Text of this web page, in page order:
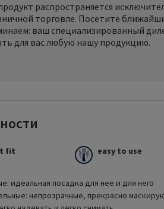
распространяется
торговле. Посетите
ваш специализированный
для вас любую нашу продукцию.
fit easy to use
идеальная посадка для нее и для него
непрозрачные, прекрасно
COMFORTABLE - это компрессионные
соответствуют самым высоким